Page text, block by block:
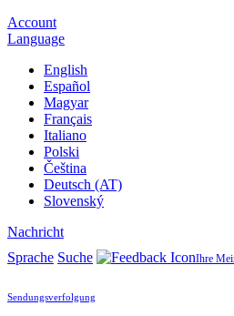
Account
Language
English
Español
Magyar
Français
Italiano
Polski
Čeština
Deutsch (AT)
Slovenský
Nachricht
Sprache Suche Ihre
Sendungsverfolgung